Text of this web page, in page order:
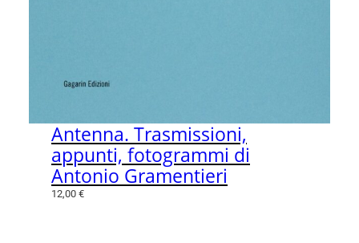
Antenna. Trasmissioni,
appunti, fotogrammi di
Antonio Gramentieri
12,00 €